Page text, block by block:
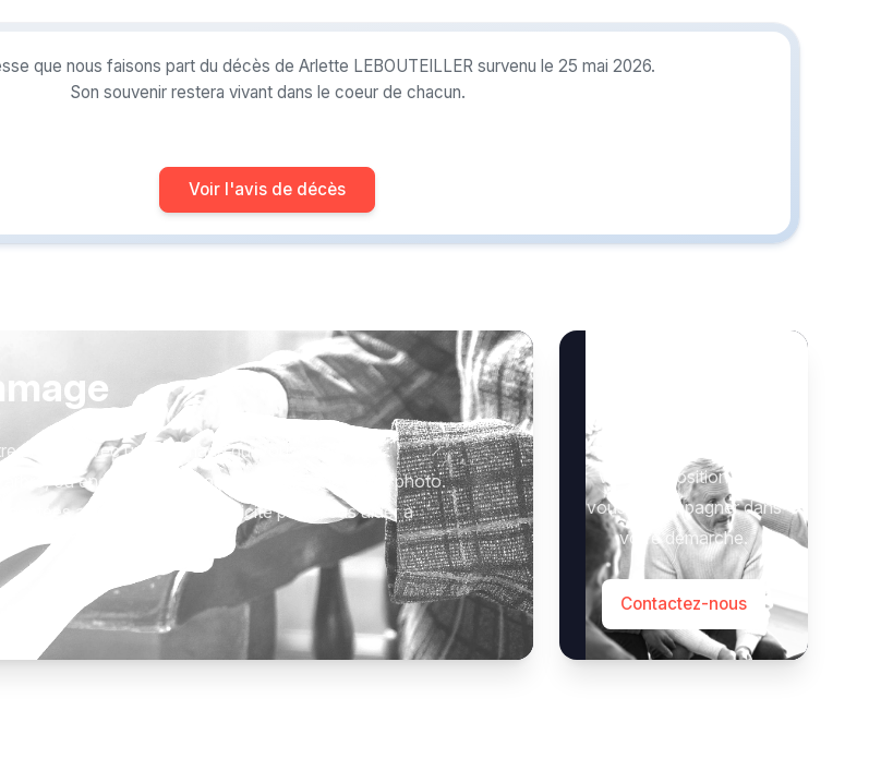
que nous faisons part du décès de Arlette LEBOUTEILLER survenu le 25 mai 2026.
Son souvenir restera vivant dans le coeur de chacun.
Voir l'avis de décès
proche avec un hommage qui vous ressemble :
arbre, ou encore un message accompagné d'une photo.
avec respect et simplicité pour vous aider à
votre disposition pour
vous accompagner dans
votre démarche.
Contactez-nous